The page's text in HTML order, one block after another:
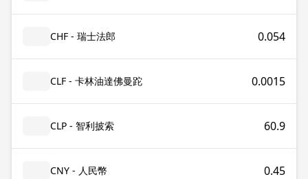
CHF - 瑞士法郎 0.054
CLF - 卡林油達佛曼跎 0.0015
CLP - 智利披索 60.9
CNY - 人民幣 0.45